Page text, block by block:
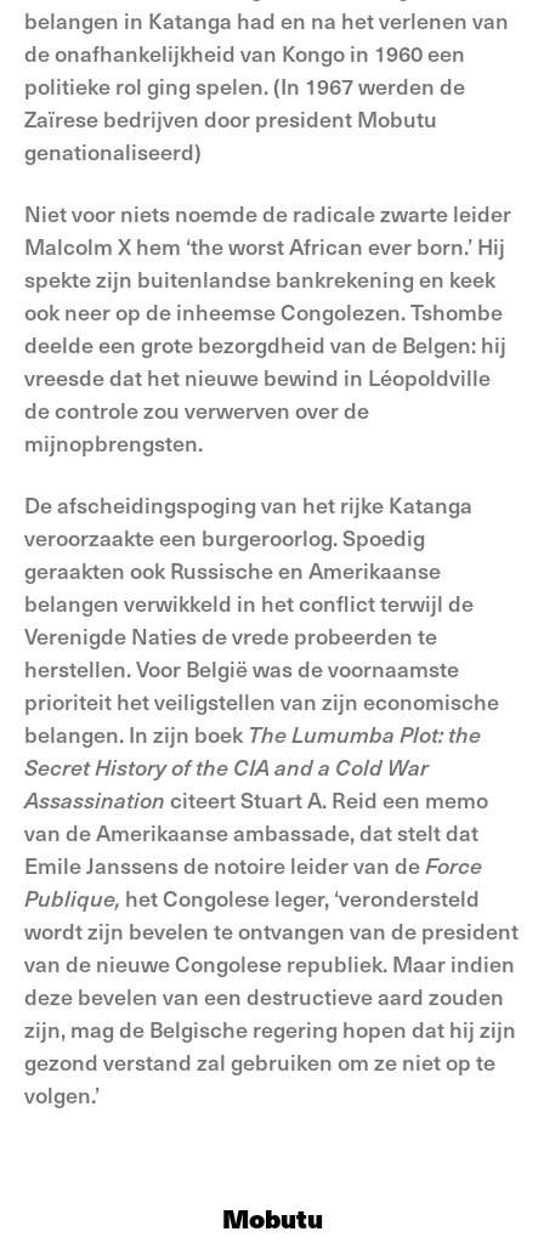
belangen in Katanga had en na het verlenen van
de onafhankelijkheid van Kongo in 1960 een
politieke rol ging spelen. (In 1967 werden de
Zaïrese bedrijven door president Mobutu
genationaliseerd)
Niet voor niets noemde de radicale zwarte leider
Malcolm X hem ‘the worst African ever born.’ Hij
spekte zijn buitenlandse bankrekening en keek
ook neer op de inheemse Congolezen. Tshombe
deelde een grote bezorgdheid van de Belgen: hij
vreesde dat het nieuwe bewind in Léopoldville
de controle zou verwerven over de
mijnopbrengsten.
De afscheidingspoging van het rijke Katanga
veroorzaakte een burgeroorlog. Spoedig
geraakten ook Russische en Amerikaanse
belangen verwikkeld in het conflict terwijl de
Verenigde Naties de vrede probeerden te
herstellen. Voor België was de voornaamste
prioriteit het veiligstellen van zijn economische
belangen. In zijn boek The Lumumba Plot: the
Secret History of the CIA and a Cold War
Assassination citeert Stuart A. Reid een memo
van de Amerikaanse ambassade, dat stelt dat
Emile Janssens de notoire leider van deForce
Publique, het Congolese leger, ‘verondersteld
wordt zijn bevelen te ontvangen van de president
van de nieuwe Congolese republiek. Maar indien
deze bevelen van een destructieve aard zouden
zijn, mag de Belgische regering hopen dat hij zijn
gezond verstand zal gebruiken om ze niet op te
volgen.’
Mobutu